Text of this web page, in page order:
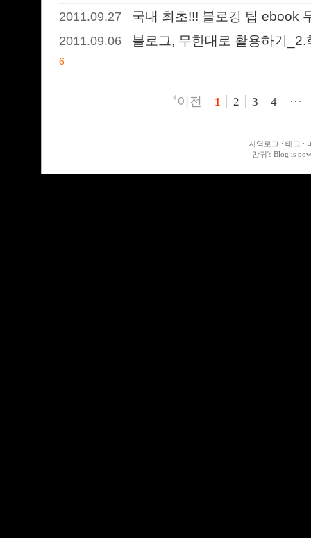
2011.09.27 국내 최초!!! 블로깅 팁 ebook
2011.09.06 블로그, 무한대로 활용하기
6
이전 1 2 3 4 ···
지역로그 : 태그 :
만귀's Blog is